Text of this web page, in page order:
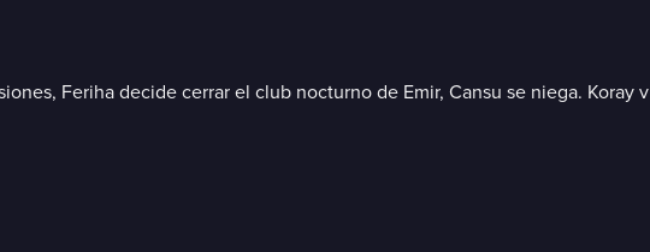
Feriha decide cerrar el club nocturno de Emir, Cansu se niega.